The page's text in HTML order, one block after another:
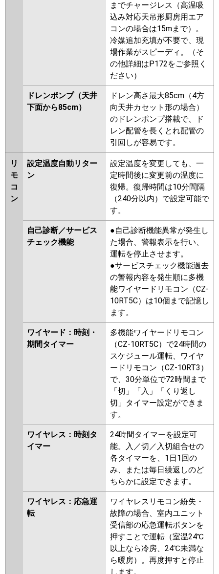
までチャージレス（高温吸
込み対応天吊形厨房用エア
コンの場合は15mまで）。
冷媒追加充填が不要で、現
場作業がスピーディ。（そ
の他詳細はP172をご参照く
ださい）
ドレンポンプ（天井
下面から85cm）
ドレン高さ最大85cm（4方
向天井カセット形の場合）
のドレンポンプ搭載で、ド
レン配管を長くとれ配管の
引回しが容易です。
リ
モ
コ
ン
設定温度自動リター
ン
設定温度を変更しても、一
定時間後に変更前の温度に
復帰。復帰時間は10分間隔
（240分以内）で設定可能で
す。
自己診断／サービス
チェック機能
●自己診断機能異常が発生し
た場合、警報表示を行い、
運転を停止させます。
●サービスチェック機能過去
の警報内容を発生順に多機
能ワイヤードリモコン（CZ-
10RT5C）は10個まで記憶し
ます。
ワイヤード：時刻・
期間タイマー
多機能ワイヤードリモコン
（CZ-10RT5C）で24時間の
スケジュール運転、ワイヤ
ードリモコン（CZ-10RT3）
で、30分単位で72時間まで
「切」「入」「くり返し
切」タイマー設定ができま
す。
ワイヤレス：時刻タ
イマー
24時間タイマーを設定可
能。入／切／入切組合せの
各タイマーを、1日1回の
み、または毎日繰返しのど
ちらかに設定できます。
ワイヤレス：応急運
転
ワイヤレスリモコン紛失・
故障の場合、室内ユニット
受信部の応急運転ボタンを
押すことで運転（室温24℃
以上なら冷房、24℃未満な
ら暖房）。再度押すと停止
します。